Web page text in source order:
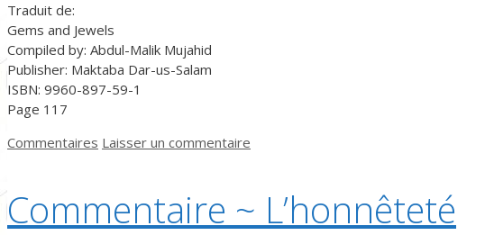
Traduit de:
Gems and Jewels
Compiled by: Abdul-Malik Mujahid
Publisher: Maktaba Dar-us-Salam
ISBN: 9960-897-59-1
Page 117
Catégories
Commentaires Laisser un commentaire
Commentaire ~ L’honnêteté